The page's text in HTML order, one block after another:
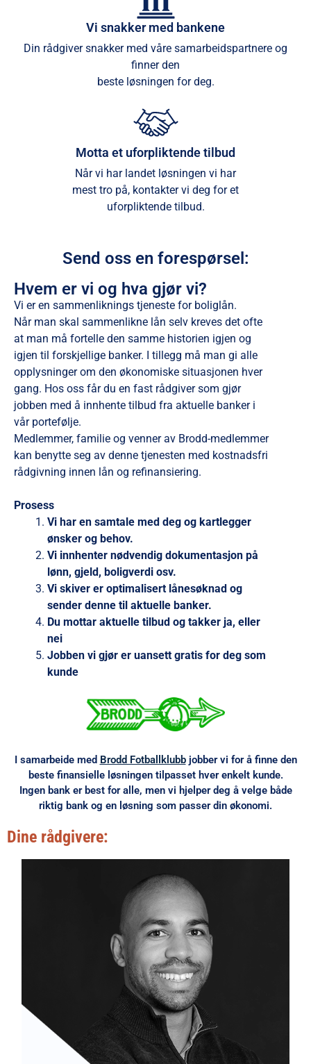
Vi snakker med bankene
Din rådgiver snakker med våre samarbeidspartnere og
finner den
beste løsningen for deg.
Motta et uforpliktende tilbud
Når vi har landet løsningen vi har
mest tro på, kontakter vi deg for et
uforpliktende tilbud.
Send oss en forespørsel:
Hvem er vi og hva gjør vi?
Vi er en sammenliknings tjeneste for boliglån.
Når man skal sammenlikne lån selv kreves det ofte
at man må fortelle den samme historien igjen og
igjen til forskjellige banker. I tillegg må man gi alle
opplysninger om den økonomiske situasjonen hver
gang. Hos oss får du en fast rådgiver som gjør
jobben med å innhente tilbud fra aktuelle banker i
vår portefølje.
Medlemmer, familie og venner av Brodd-medlemmer
kan benytte seg av denne tjenesten med kostnadsfri
rådgivning innen lån og refinansiering.
Prosess
Vi har en samtale med deg og kartlegger
ønsker og behov.
Vi innhenter nødvendig dokumentasjon på
lønn, gjeld, boligverdi osv.
Vi skiver er optimalisert lånesøknad og
sender denne til aktuelle banker.
Du mottar aktuelle tilbud og takker ja, eller
nei
Jobben vi gjør er uansett gratis for deg som
kunde
I samarbeide med Brodd Fotballklubbjobber vi for å finne den
beste finansielle løsningen tilpasset hver enkelt kunde.
Ingen bank er best for alle, men vi hjelper deg å velge både
riktig bank og en løsning som passer din økonomi.
Dine rådgivere: